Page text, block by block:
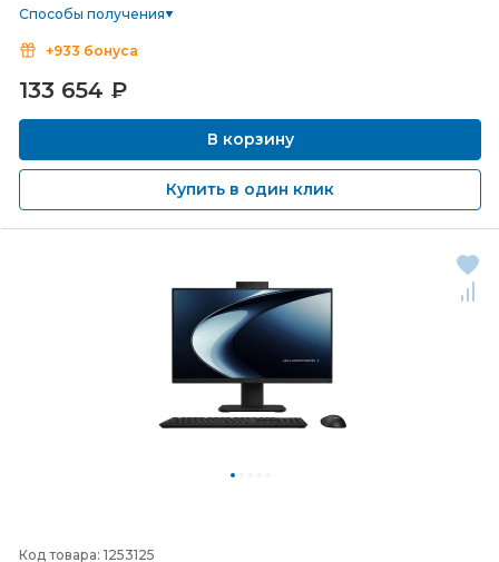
Способы получения
+933 бонуса
133 654 ₽
В корзину
Купить в один клик
Код товара: 1253125